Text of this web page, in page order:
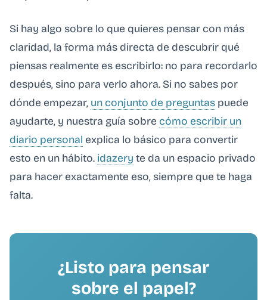
Si hay algo sobre lo que quieres pensar con más
claridad, la forma más directa de descubrir qué
piensas realmente es escribirlo: no para recordarlo
después, sino para verlo ahora. Si no sabes por
dónde empezar, un conjunto de preguntas puede
ayudarte, y nuestra guía sobre cómo escribir un
diario personal explica lo básico para convertir
esto en un hábito. idazery te da un espacio privado
para hacer exactamente eso, siempre que te haga
falta.
¿Listo para pensar
sobre el papel?